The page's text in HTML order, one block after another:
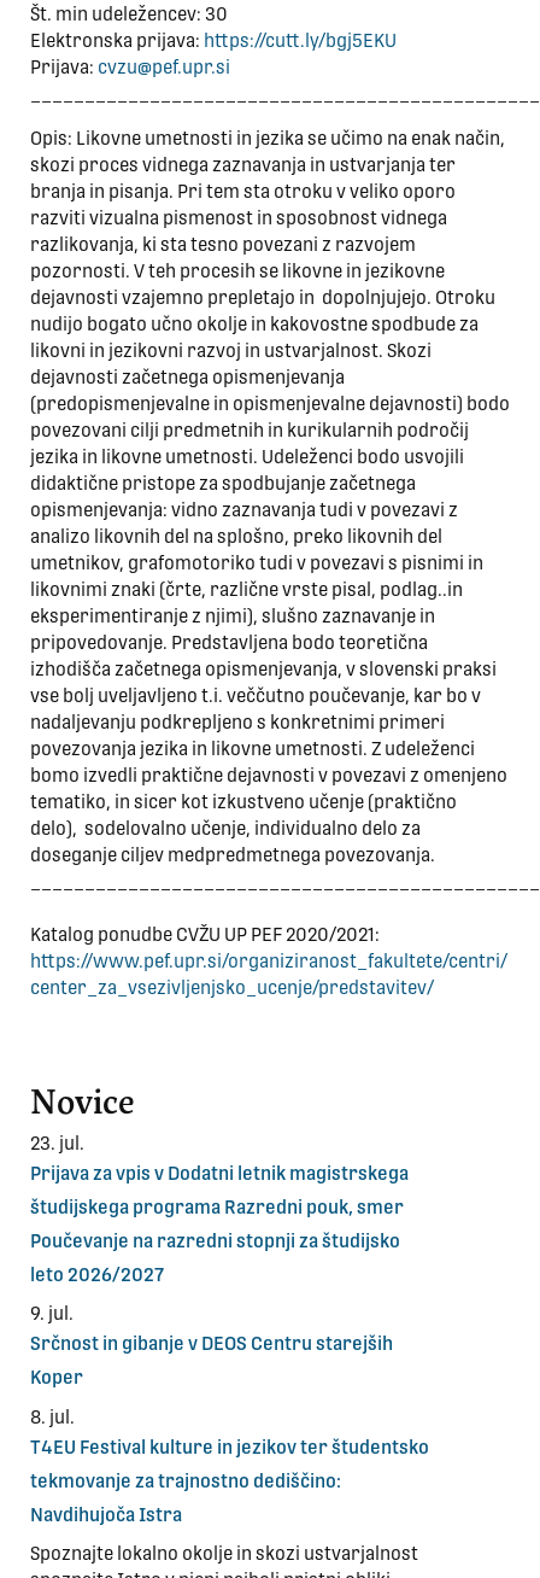
Št. min udeležencev: 30
Elektronska prijava: https://cutt.ly/bgj5EKU
Prijava: cvzu@pef.upr.si
Opis: Likovne umetnosti in jezika se učimo na enak način,
skozi proces vidnega zaznavanja in ustvarjanja ter
branja in pisanja. Pri tem sta otroku v veliko oporo
razviti vizualna pismenost in sposobnost vidnega
razlikovanja, ki sta tesno povezani z razvojem
pozornosti. V teh procesih se likovne in jezikovne
dejavnosti vzajemno prepletajo in dopolnjujejo. Otroku
nudijo bogato učno okolje in kakovostne spodbude za
likovni in jezikovni razvoj in ustvarjalnost. Skozi
dejavnosti začetnega opismenjevanja
(predopismenjevalne in opismenjevalne dejavnosti) bodo
povezovani cilji predmetnih in kurikularnih področij
jezika in likovne umetnosti. Udeleženci bodo usvojili
didaktične pristope za spodbujanje začetnega
opismenjevanja: vidno zaznavanja tudi v povezavi z
analizo likovnih del na splošno, preko likovnih del
umetnikov, grafomotoriko tudi v povezavi s pisnimi in
likovnimi znaki (črte, različne vrste pisal, podlag..in
eksperimentiranje z njimi), slušno zaznavanje in
pripovedovanje. Predstavljena bodo teoretična
izhodišča začetnega opismenjevanja, v slovenski praksi
vse bolj uveljavljeno t.i. veččutno poučevanje, kar bo v
nadaljevanju podkrepljeno s konkretnimi primeri
povezovanja jezika in likovne umetnosti. Z udeleženci
bomo izvedli praktične dejavnosti v povezavi z omenjeno
tematiko, in sicer kot izkustveno učenje (praktično
delo), sodelovalno učenje, individualno delo za
doseganje ciljev medpredmetnega povezovanja.
Katalog ponudbe CVŽU UP PEF 2020/2021:
https://www.pef.upr.si/organiziranost_fakultete/centri/
center_za_vsezivljenjsko_ucenje/predstavitev/
Novice
23. jul.
Prijava za vpis v Dodatni letnik magistrskega
študijskega programa Razredni pouk, smer
Poučevanje na razredni stopnji za študijsko
leto 2026/2027
9. jul.
Srčnost in gibanje v DEOS Centru starejših
Koper
8. jul.
T4EU Festival kulture in jezikov ter študentsko
tekmovanje za trajnostno dediščino:
Navdihujoča Istra
Spoznajte lokalno okolje in skozi ustvarjalnost